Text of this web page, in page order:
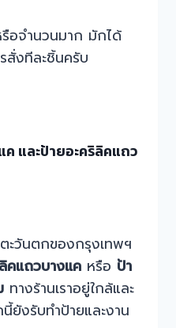
อจำนวนมาก มักได้
สั่งทีละชิ้นครับ
และป้ายอะคริลิคแถว
ะวันตกของกรุงเทพฯ
คแถวบางแคหรือ ป้า
ทางร้านเราอยู่ใกล้และ
ยังรับทำป้ายและงาน